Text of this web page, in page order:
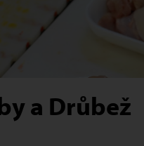
a Drůbež